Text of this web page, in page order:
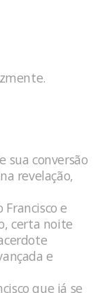
sua conversão
revelação,
e
certa noite
e
que já se